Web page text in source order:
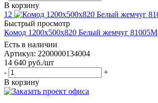
В корзину
12
Быстрый просмотр
Комод 1200х500х820 Белый жемчуг 81005М
Есть в наличии
Артикул: 2200000134004
14 640 руб./шт
-
+
В корзину